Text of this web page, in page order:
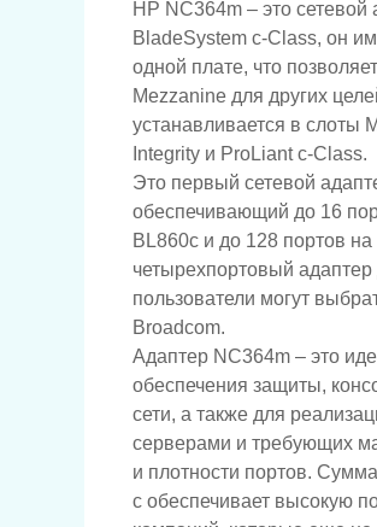
HP NC364m – это
BladeSystem c-Class, он
одной плате, что
Mezzanine для других
устанавливается в слоты
Integrity и ProLiant c-Class.
Это первый сетевой
обеспечивающий до 16
BL860c и до 128 портов
четырехпортовый
пользователи могут
Broadcom.
Адаптер NC364m – это
обеспечения защиты,
сети, а также для
серверами и требующих
и плотности портов.
с обеспечивает высокую